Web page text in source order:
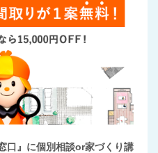
口』に個別相談or家づくり講